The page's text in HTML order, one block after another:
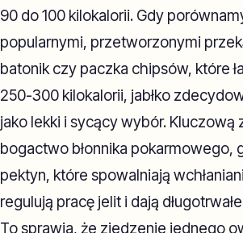
90 do 100 kilokalorii. Gdy
popularnymi, przetworzonymi
batonik czy paczka chipsów, które
250-300 kilokalorii, jabłko
jako lekki i sycący wybór. Kluczową
bogactwo błonnika pokarmowego,
pektyn, które spowalniają
regulują pracę jelit i dają
To sprawia, że zjedzenie jednego